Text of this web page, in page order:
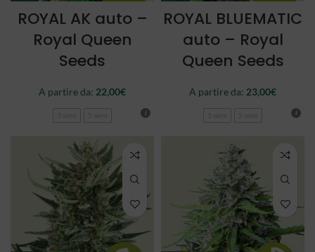
ROYAL AK auto –
Royal Queen
Seeds
A partire da: 22,00€
ROYAL BLUEMATIC
auto – Royal
Queen Seeds
A partire da: 23,00€